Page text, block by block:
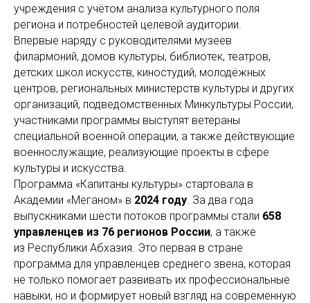
учреждения с учётом анализа культурного поля
региона и потребностей целевой аудитории.
Впервые наряду с руководителями музеев
филармоний, домов культуры, библиотек, театров,
детских школ искусств, киностудий, молодёжных
центров, региональных министерств культуры и других
организаций, подведомственных Минкультуры России,
участниками программы выступят ветераны
специальной военной операции, а также действующие
военнослужащие, реализующие проекты в сфере
культуры и искусства.
Программа «Капитаны культуры» стартовала в
Академии «Меганом» в 2024 году. За два года
выпускниками шести потоков программы стали 658
управленцев из 76 регионов России, а также
из Республики Абхазия. Это первая в стране
программа для управленцев среднего звена, которая
не только помогает развивать их профессиональные
навыки, но и формирует новый взгляд на современную